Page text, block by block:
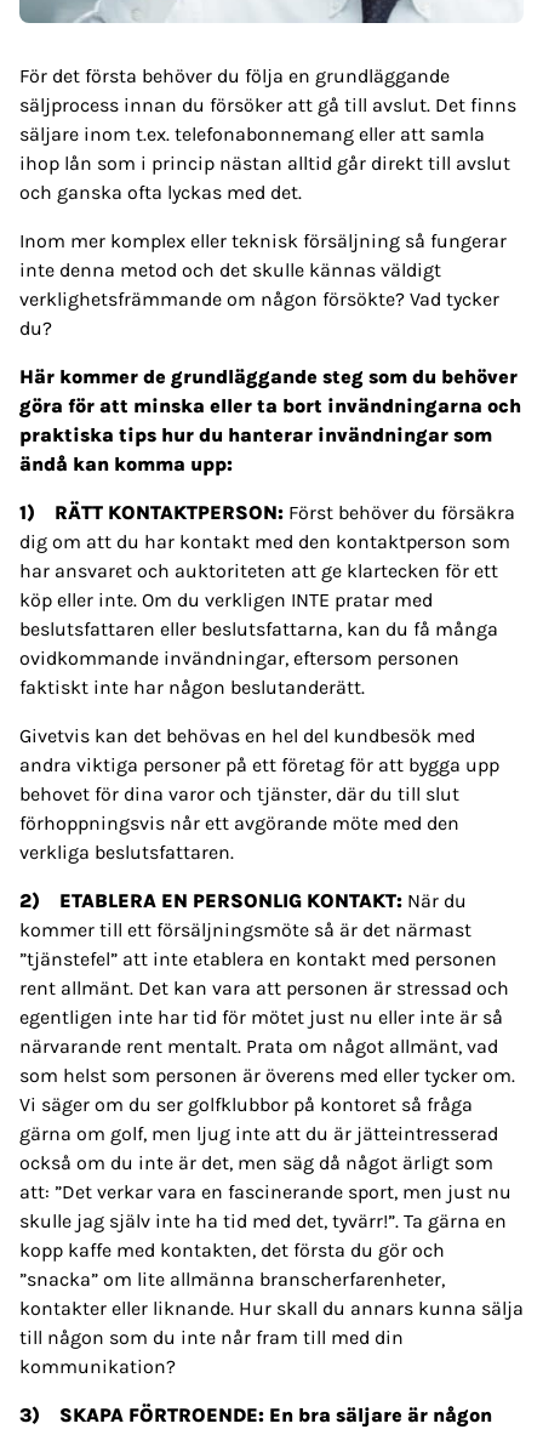
För det första behöver du följa en grundläggande
säljprocess innan du försöker att gå till avslut. Det finns
säljare inom t.ex. telefonabonnemang eller att samla
ihop lån som i princip nästan alltid går direkt till avslut
och ganska ofta lyckas med det.
Inom mer komplex eller teknisk försäljning så fungerar
inte denna metod och det skulle kännas väldigt
verklighetsfrämmande om någon försökte? Vad tycker
du?
Här kommer de grundläggande steg som du behöver
göra för att minska eller ta bort invändningarna och
praktiska tips hur du hanterar invändningar som
ändå kan komma upp:
1) RÄTT KONTAKTPERSON: Först behöver du försäkra
dig om att du har kontakt med den kontaktperson som
har ansvaret och auktoriteten att ge klartecken för ett
köp eller inte. Om du verkligen INTE pratar med
beslutsfattaren eller beslutsfattarna, kan du få många
ovidkommande invändningar, eftersom personen
faktiskt inte har någon beslutanderätt.
Givetvis kan det behövas en hel del kundbesök med
andra viktiga personer på ett företag för att bygga upp
behovet för dina varor och tjänster, där du till slut
förhoppningsvis når ett avgörande möte med den
verkliga beslutsfattaren.
2) ETABLERA EN PERSONLIG KONTAKT: När du
kommer till ett försäljningsmöte så är det närmast
”tjänstefel” att inte etablera en kontakt med personen
rent allmänt. Det kan vara att personen är stressad och
egentligen inte har tid för mötet just nu eller inte är så
närvarande rent mentalt. Prata om något allmänt, vad
som helst som personen är överens med eller tycker om.
Vi säger om du ser golfklubbor på kontoret så fråga
gärna om golf, men ljug inte att du är jätteintresserad
också om du inte är det, men säg då något ärligt som
att: ”Det verkar vara en fascinerande sport, men just nu
skulle jag själv inte ha tid med det, tyvärr!”. Ta gärna en
kopp kaffe med kontakten, det första du gör och
”snacka” om lite allmänna branscherfarenheter,
kontakter eller liknande. Hur skall du annars kunna sälja
till någon som du inte når fram till med din
kommunikation?
3) SKAPA FÖRTROENDE: En bra säljare är någon